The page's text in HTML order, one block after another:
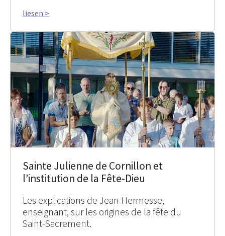
liesen >
Sainte Julienne de Cornillon et
l’institution de la Fête-Dieu
Les explications de Jean Hermesse,
enseignant, sur les origines de la fête du
Saint-Sacrement.